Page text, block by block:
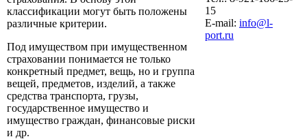
классификации могут быть положены
различные критерии.
Под имуществом при имущественном
страховании понимается не только
конкретный предмет, вещь, но и группа
вещей, предметов, изделий, а также
средства транспорта, грузы,
государственное имущество и
имущество граждан, финансовые риски
и др.
15
E-mail: info@l-
port.ru